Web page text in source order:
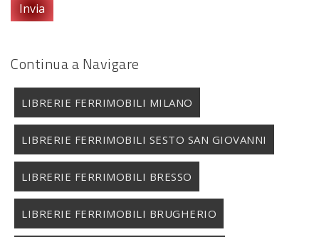
Invia
Continua a Navigare
LIBRERIE FERRIMOBILI MILANO
LIBRERIE FERRIMOBILI SESTO SAN GIOVANNI
LIBRERIE FERRIMOBILI BRESSO
LIBRERIE FERRIMOBILI BRUGHERIO